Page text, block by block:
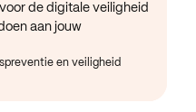
de digitale veiligheid
aan jouw
en veiligheid